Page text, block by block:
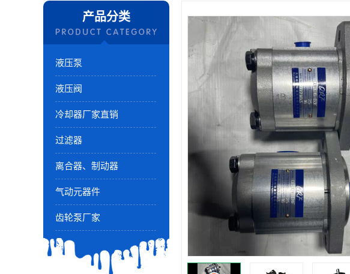
产品分类
液压泵
液压阀
冷却器厂家直销
过滤器
离合器、制动器
气动元器件
齿轮泵厂家